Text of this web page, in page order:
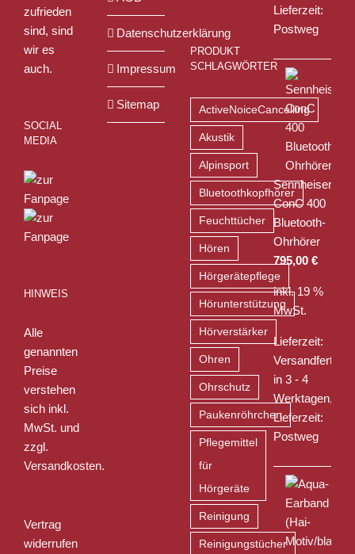
zufrieden
sind, sind
wir es
auch.
SOCIAL
MEDIA
HINWEIS
Alle
genannten
Preise
verstehen
sich inkl.
MwSt. und
zzgl.
Versandkosten.
Vertrag
widerrufen
Datenschutzerklärung
Impressum
Sitemap
PRODUKT
SCHLAGWÖRTER
ActiveNoiceCancelling
Akustik
Alpinsport
Bluetoothkopfhörer
Feuchttücher
Hören
Hörgerätepflege
Hörunterstützung
Hörverstärker
Ohren
Ohrschutz
Paukenröhrchen
Pflegemittel
für
Hörgeräte
Reinigung
Reinigungstücher
Lieferzeit:
Postweg
Sennheiser
ConC 400
Bluetooth-
Ohrhörer
795,00 €
inkl. 19 %
MwSt.
Lieferzeit:
Versandfertig
in 3 - 4
Werktagen,
Lieferzeit:
Postweg